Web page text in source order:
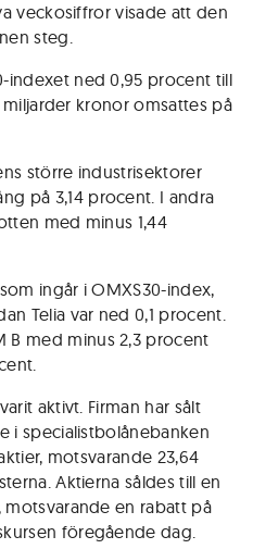
veckosiffror visade att den
steg.
indexet ned 0,95 procent till
miljarder kronor omsattes på
större industrisektorer
på 3,14 procent. I andra
med minus 1,44
ingår i OMXS30-index,
Telia var ned 0,1 procent.
B med minus 2,3 procent
aktivt. Firman har sålt
i specialistbolånebanken
motsvarande 23,64
Aktierna såldes till en
en rabatt på
föregående dag.